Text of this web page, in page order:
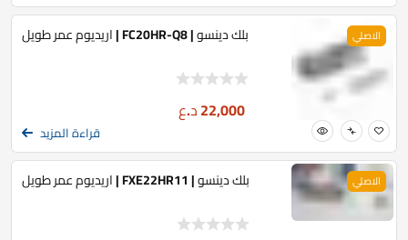
الاصلي بلك دينسو | FC20HR-Q8 | اريديوم عمر طويل
22,000د.ع
قراءة المزيد
الاصلي بلك دينسو | FXE22HR11 | اريديوم عمر طويل